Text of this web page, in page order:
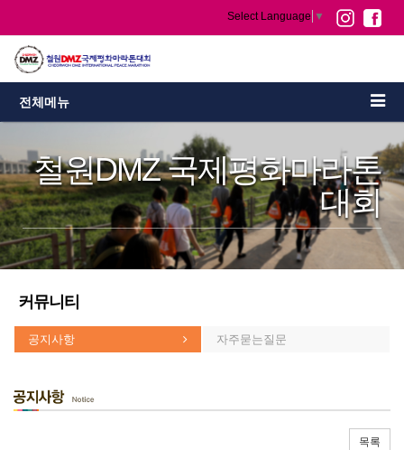
Select Language ▼
전체메뉴
철원DMZ 국제평화마라톤
대회
커뮤니티
공지사항 자주묻는질문
목록